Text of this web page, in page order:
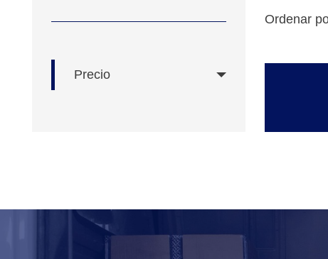
Precio
Ordenar